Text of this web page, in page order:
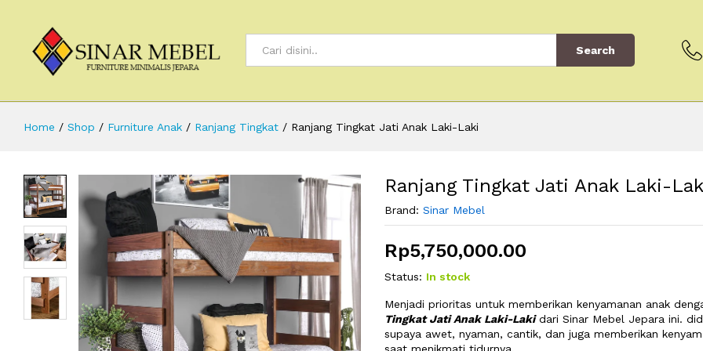
Search
Home / Shop / Furniture Anak / Ranjang Tingkat / Ranjang Tingkat Jati Anak Laki-Laki
Ranjang Tingkat Jati Anak Laki-
Brand: Sinar Mebel
Rp5,750,000.00
Status: In stock
Menjadi prioritas untuk memberikan kenyamanan anak
Tingkat Jati Anak Laki-Lakidari Sinar Mebel Jepara ini.
supaya awet, nyaman, cantik, dan juga memberikan